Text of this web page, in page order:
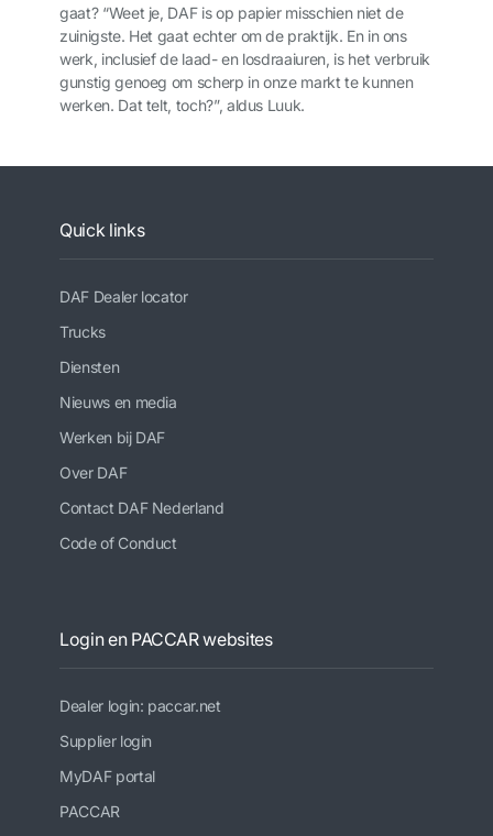
gaat? “Weet je, DAF is op papier misschien niet de
zuinigste. Het gaat echter om de praktijk. En in ons
werk, inclusief de laad- en losdraaiuren, is het verbruik
gunstig genoeg om scherp in onze markt te kunnen
werken. Dat telt, toch?”, aldus Luuk.
Quick links
DAF Dealer locator
Trucks
Diensten
Nieuws en media
Werken bij DAF
Over DAF
Contact DAF Nederland
Code of Conduct
Login en PACCAR websites
Dealer login: paccar.net
Supplier login
MyDAF portal
PACCAR